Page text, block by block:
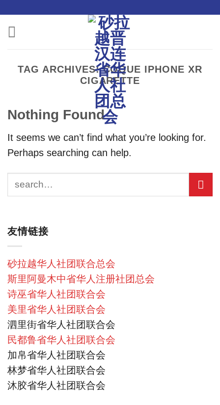
content
TAG ARCHIVES:COQUE IPHONE XR
CIGARETTE
Nothing Found
It seems we can’t find what you’re looking for.
Perhaps searching can help.
友情链接
砂拉越华人社团联合总会
斯里阿曼木中省华人注册社团总会
诗巫省华人社团联合会
美里省华人社团联合会
泗里街省华人社团联合会
民都鲁省华人社团联合会
加帛省华人社团联合会
林梦省华人社团联合会
沐胶省华人社团联合会